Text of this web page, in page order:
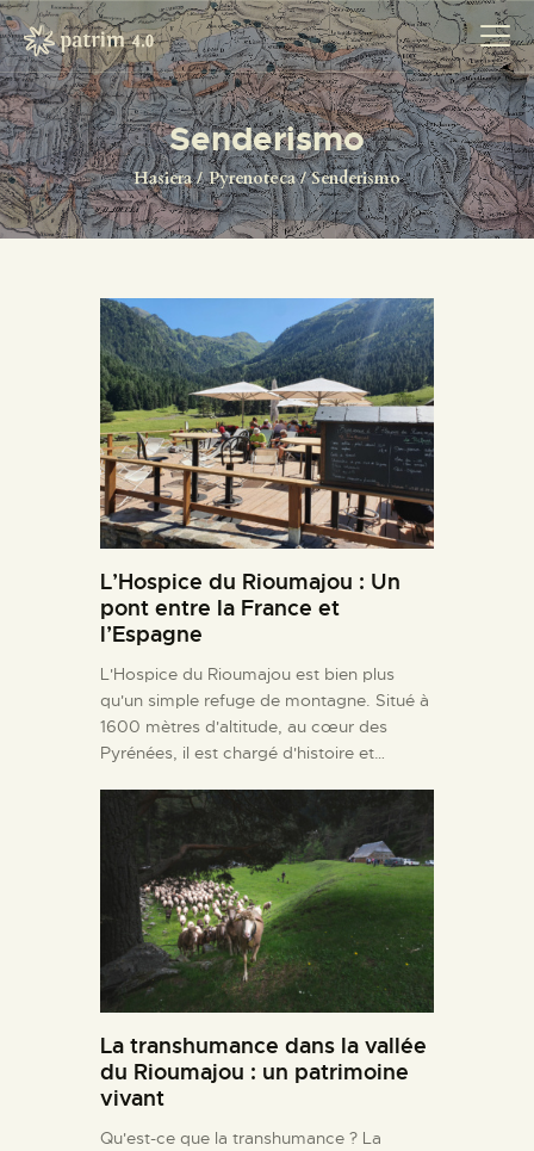
Senderismo
Hasiera Pyrenoteca Senderismo
HASIERA
PYRENOTECA 4.0
SAREA
KONTAKTUA
L’Hospice du Rioumajou : Un
pont entre la France et
l’Espagne
L'Hospice du Rioumajou est bien plus
qu'un simple refuge de montagne. Situé à
1600 mètres d'altitude, au cœur des
Pyrénées, il est chargé d'histoire et…
La transhumance dans la vallée
du Rioumajou : un patrimoine
vivant
Qu'est-ce que la transhumance ? La